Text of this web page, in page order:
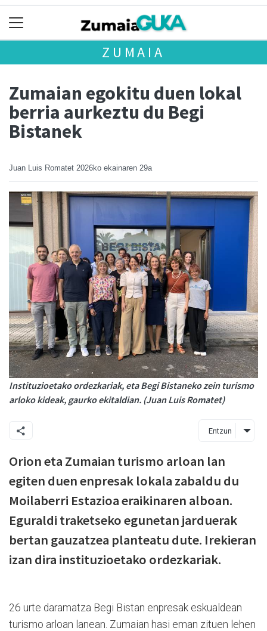
ZUMAIA
Zumaian egokitu duen lokal
berria aurkeztu du Begi
Bistanek
Juan Luis Romatet 2026ko ekainaren 29a
Instituzioetako ordezkariak, eta Begi Bistaneko zein turismo
arloko kideak, gaurko ekitaldian. (Juan Luis Romatet)
Entzun
Orion eta Zumaian turismo arloan lan
egiten duen enpresak lokala zabaldu du
Moilaberri Estazioa eraikinaren alboan.
Eguraldi traketseko egunetan jarduerak
bertan gauzatzea planteatu dute. Irekieran
izan dira instituzioetako ordezkariak.
26 urte daramatza Begi Bistan enpresak eskualdean
turismo arloan lanean. Zumaian hasi eman zituen lehen